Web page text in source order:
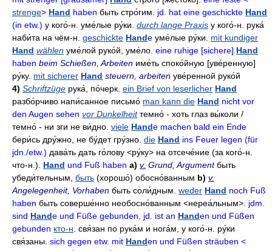
strenge> Hand haben быть стро́гим jd. hat eine geschickte Hand
(in etw.) у кого́-н уме́лые ру́ки durch lange Praxis у кого́-н
рука́
наби́та на чём-н geschickte Hande уме́лые ру́ки
mit kundiger
Hand wählen уме́лой руко́й уме́ло eine ruhige [sichere] Hand
haben beim Schießen, Arbeiten име́ть споко́йную [уве́ренную]
ру́ку. mit sicherer Hand steuern, arbeiten уве́ренной руко́й
4) Schriftzüge рука́ по́черк ein Brief von leserlicher Hand
разбо́рчиво напи́санное письмо́ man kann die Hand nicht vor
den Augen sehen vor Dunkelheit темно́ - хоть глаз вы́коли /
темно́ - ни зги не ви́дно viele Hande machen bald ein Ende
бери́сь дру́жно не бу́дет гру́зно die Hand ins Feuer legen (für
jdn./etw.) дава́ть дать го́лову <ру́ку> на отсече́ние (за кого́-н.
что-н.). Hand und Fuß haben a) v. Grund, Argument быть
убеди́тельным быть (хорошо́) обосно́ванным b) v.
Angelegenheit, Vorhaben быть соли́дным weder Hand noch Fuß
haben быть соверше́нно необосно́ванным <нереа́льным>. jdm.
sind Hande und Füße gebunden, jd. ist an Handen und Füßen
gebunden кто-н свя́зан по рука́м и нога́м у кого́-н
ру́ки
свя́заны sich gegen etw. mit Handen und Füßen sträuben <